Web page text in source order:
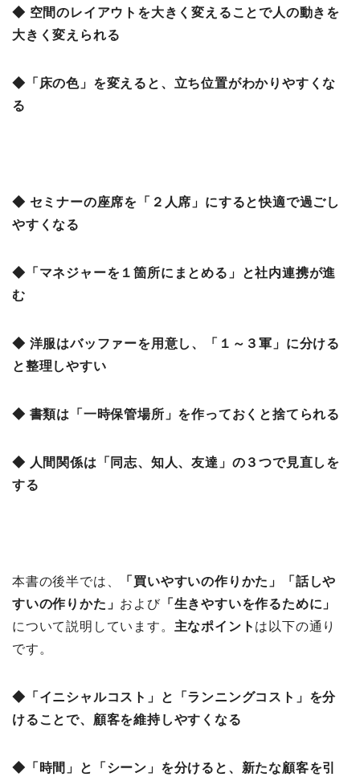
◆ 空間のレイアウトを大きく変えることで人の動きを
大きく変えられる
◆「床の色」を変えると、立ち位置がわかりやすくな
る
◆ セミナーの座席を「２人席」にすると快適で過ごし
やすくなる
◆「マネジャーを１箇所にまとめる」と社内連携が進
む
◆ 洋服はバッファーを用意し、「１～３軍」に分ける
と整理しやすい
◆ 書類は「一時保管場所」を作っておくと捨てられる
◆ 人間関係は「同志、知人、友達」の３つで見直しを
する
本書の後半では、 「買いやすいの作りかた 」「話しや
すいの作りかた」 および「生きやすいを作るために」
について説明しています。 主なポイント は以下の通り
です。
◆「イニシャルコスト」と「ランニングコスト」を分
けることで、顧客を維持しやすくなる
◆「時間」と「シーン」を分けると、新たな顧客を引